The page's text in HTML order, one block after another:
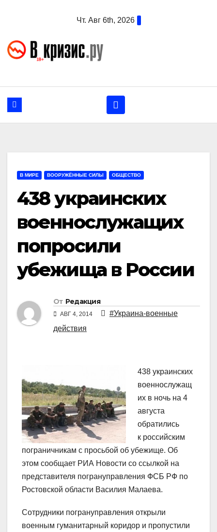
Чт. Авг 6th, 2026
В МИРЕ ВООРУЖЁННЫЕ СИЛЫ ОБЩЕСТВО
438 украинских
военнослужащих
попросили
убежища в России
От Редакция
АВГ 4, 2014
#Украина-военные
действия
438 украинских
военнослужащ
их в ночь на 4
августа
обратились
к российским
пограничникам с просьбой об убежище. Об
этом сообщает РИА Новости со ссылкой на
представителя погрануправления ФСБ РФ по
Ростовской области Василия Малаева.
Сотрудники погрануправления открыли
военным гуманитарный коридор и пропустили